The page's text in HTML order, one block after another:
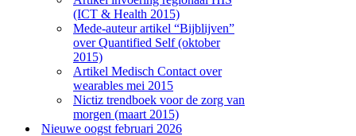
(ICT & Health 2015)
Mede-auteur artikel “Bijblijven”
over Quantified Self (oktober
2015)
Artikel Medisch Contact over
wearables mei 2015
Nictiz trendboek voor de zorg van
morgen (maart 2015)
Nieuwe oogst februari 2026